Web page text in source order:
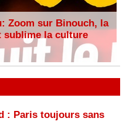
Zoom sur Binouch, la
sublime la culture
: Paris toujours sans